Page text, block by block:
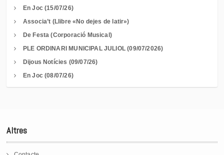
En Joc (15/07/26)
Associa’t (Llibre «No dejes de latir»)
De Festa (Corporació Musical)
PLE ORDINARI MUNICIPAL JULIOL (09/07/2026)
Dijous Notícies (09/07/26)
En Joc (08/07/26)
Altres